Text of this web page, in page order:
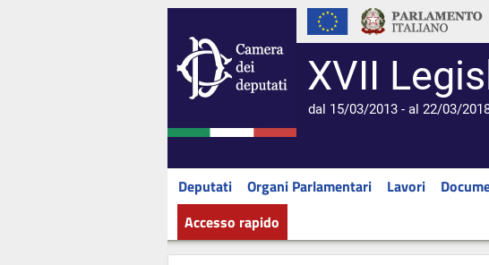
XVII
dal 15/03/2013 - al 22/03/
Deputati Organi Parlamentari Lavori
Accesso rapido